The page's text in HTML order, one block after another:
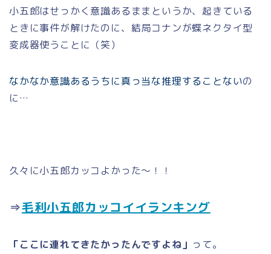
小五郎はせっかく意識あるままというか、起きている
ときに事件が解けたのに、結局コナンが蝶ネクタイ型
変成器使うことに（笑）
なかなか意識あるうちに真っ当な推理することないの
に…
久々に小五郎カッコよかった～！！
⇒毛利小五郎カッコイイランキング
「ここに連れてきたかったんですよね」 って。